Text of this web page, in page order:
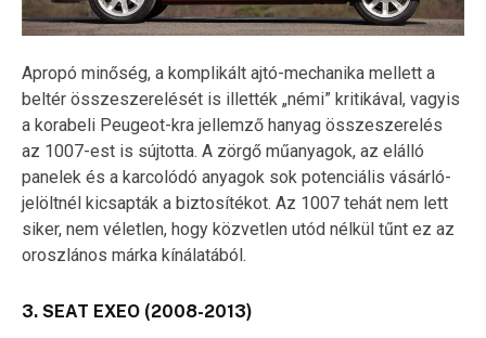
Apropó minőség, a komplikált ajtó-mechanika mellett a
beltér összeszerelését is illették „némi” kritikával, vagyis
a korabeli Peugeot-kra jellemző hanyag összeszerelés
az 1007-est is sújtotta. A zörgő műanyagok, az elálló
panelek és a karcolódó anyagok sok potenciális vásárló-
jelöltnél kicsapták a biztosítékot. Az 1007 tehát nem lett
siker, nem véletlen, hogy közvetlen utód nélkül tűnt ez az
oroszlános márka kínálatából.
3. SEAT EXEO (2008-2013)